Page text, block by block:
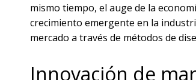
mismo tiempo, el auge de la
crecimiento emergente en la
mercado a través de métodos de
Innovación de